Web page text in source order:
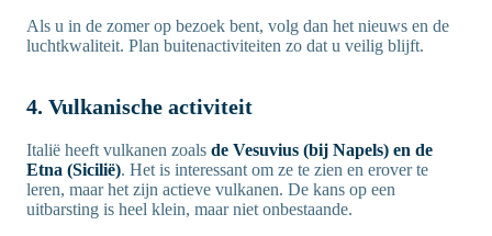
Als u in de zomer op bezoek bent, volg dan het nieuws en de
luchtkwaliteit. Plan buitenactiviteiten zo dat u veilig blijft.
4. Vulkanische activiteit
Italië heeft vulkanen zoals de Vesuvius (bij Napels) en de
Etna (Sicilië). Het is interessant om ze te zien en erover te
leren, maar het zijn actieve vulkanen. De kans op een
uitbarsting is heel klein, maar niet onbestaande.